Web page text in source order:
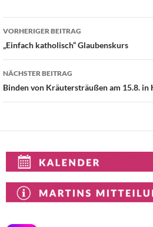
Beitragsnavigation
VORHERIGER BEITRAG
„Einfach katholisch“ Glaubenskurs
NÄCHSTER BEITRAG
Binden von Kräutersträußen am 15.8. in